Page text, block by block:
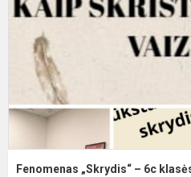
Fenomenas „Skrydis“ – 6c